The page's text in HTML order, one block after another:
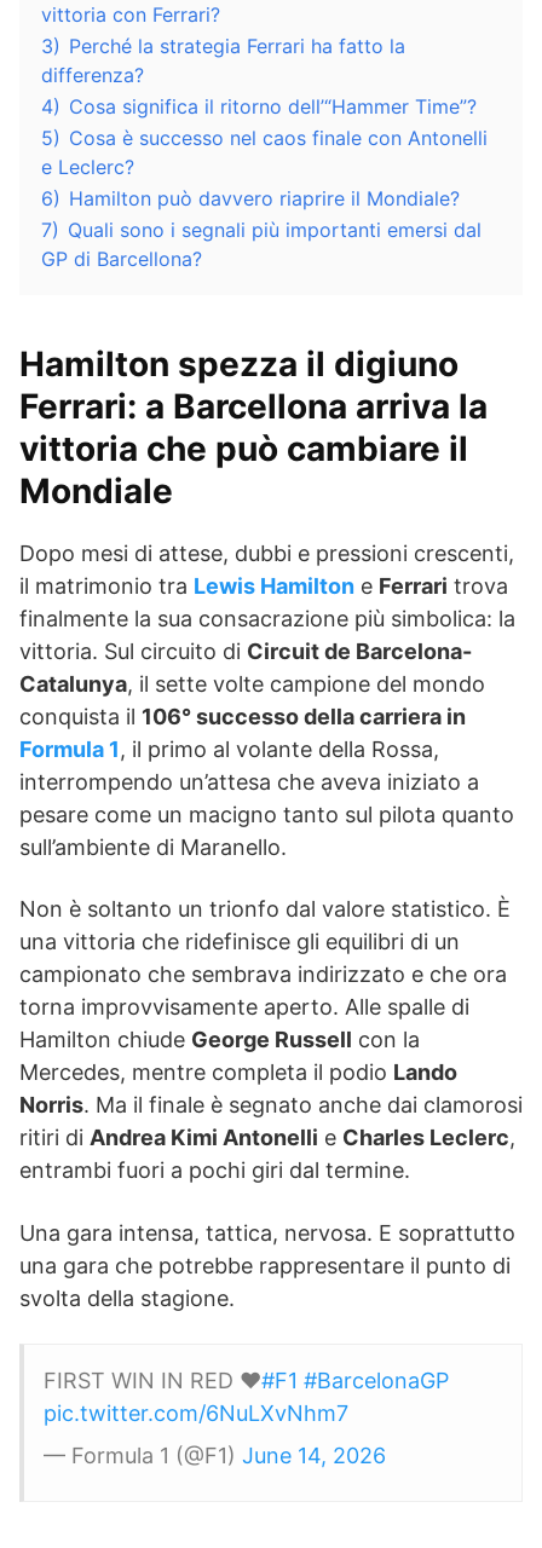
vittoria con Ferrari?
3) Perché la strategia Ferrari ha fatto la
differenza?
4) Cosa significa il ritorno dell’“Hammer Time”?
5) Cosa è successo nel caos finale con Antonelli
e Leclerc?
6) Hamilton può davvero riaprire il Mondiale?
7) Quali sono i segnali più importanti emersi dal
GP di Barcellona?
Hamilton spezza il digiuno
Ferrari: a Barcellona arriva la
vittoria che può cambiare il
Mondiale
Dopo mesi di attese, dubbi e pressioni crescenti,
il matrimonio tra Lewis Hamilton e Ferrari trova
finalmente la sua consacrazione più simbolica: la
vittoria. Sul circuito di Circuit de Barcelona-
Catalunya, il sette volte campione del mondo
conquista il 106° successo della carriera in
Formula 1, il primo al volante della Rossa,
interrompendo un’attesa che aveva iniziato a
pesare come un macigno tanto sul pilota quanto
sull’ambiente di Maranello.
Non è soltanto un trionfo dal valore statistico. È
una vittoria che ridefinisce gli equilibri di un
campionato che sembrava indirizzato e che ora
torna improvvisamente aperto. Alle spalle di
Hamilton chiude George Russell con la
Mercedes, mentre completa il podio Lando
Norris. Ma il finale è segnato anche dai clamorosi
ritiri di Andrea Kimi Antonelli e Charles Leclerc,
entrambi fuori a pochi giri dal termine.
Una gara intensa, tattica, nervosa. E soprattutto
una gara che potrebbe rappresentare il punto di
svolta della stagione.
FIRST WIN IN RED ❤️#F1 #BarcelonaGP
pic.twitter.com/6NuLXvNhm7
— Formula 1 (@F1) June 14, 2026